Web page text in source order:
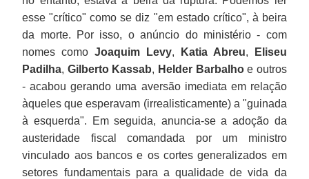
esse "crítico" como se diz "em estado crítico", à beira
da morte. Por isso, o anúncio do ministério - com
nomes comoJoaquim Levy, Katia Abreu,
Eliseu
Padilha, Gilberto Kassab, Helder Barbalhoe outros
- acabou gerando uma aversão imediata em relação
àqueles que esperavam (irrealisticamente) a "guinada
à esquerda". Em seguida, anuncia-se a adoção da
austeridade fiscal comandada por um ministro
vinculado aos bancos e os cortes generalizados em
setores fundamentais para a qualidade de vida da